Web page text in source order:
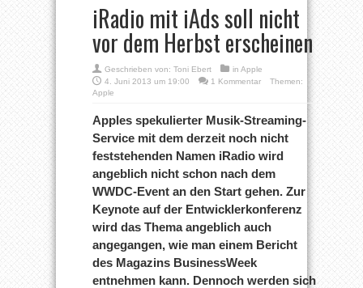
iRadio mit iAds soll nicht
vor dem Herbst erscheinen
Geschrieben von: Toni Ebert in Apple
4. Juni 2013 um 19:00
1 Kommentar
Themen:
Apple
Apples spekulierter Musik-Streaming-
Service mit dem derzeit noch nicht
feststehenden Namen iRadio wird
angeblich nicht schon nach dem
WWDC-Event an den Start gehen. Zur
Keynote auf der Entwicklerkonferenz
wird das Thema angeblich auch
angegangen, wie man einem Bericht
des Magazins BusinessWeek
entnehmen kann. Dennoch werden sich